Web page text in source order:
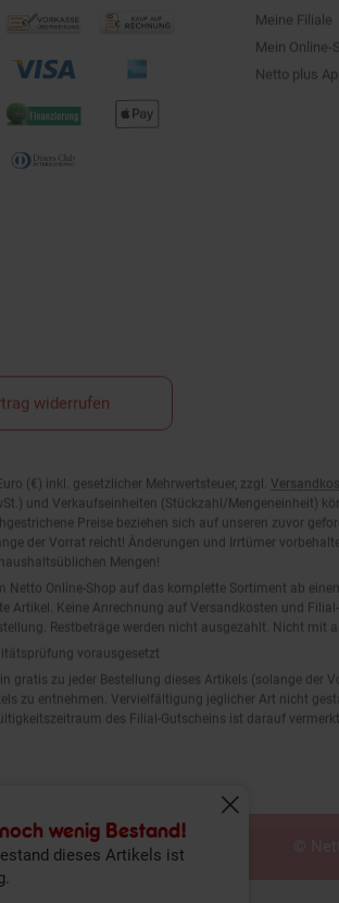
wenig Bestand!
dieses Artikels ist
Fenster
Mein Online-
Netto plus App
widerrufen
und Verkaufseinheiten (Stückzahl/Mengeneinheit)
Preise beziehen sich auf unseren zuvor
der Vorrat reicht! Änderungen und Irrtümer
Mengen!
Netto Online-Shop auf das komplette Sortiment ab
Artikel. Keine Anrechnung auf Versandkosten und
Restbeträge werden nicht ausgezahlt. Nicht mit
vorausgesetzt
gratis zu jeder Bestellung dieses Artikels (solange
zu entnehmen. Vervielfältigung jeglicher Art nicht
des Filial-Gutscheins ist darauf vermerkt.